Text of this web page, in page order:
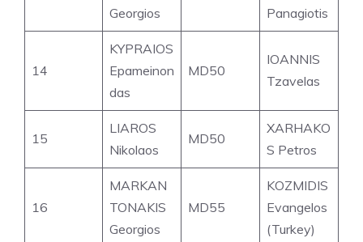
Georgios
Panagiotis
14
KYPRAIOS
Epameinon
das
MD50
IOANNIS
Tzavelas
15
LIAROS
Nikolaos
MD50
XARHAKO
S Petros
16
MARKAN
TONAKIS
Georgios
MD55
KOZMIDIS
Evangelos
(Turkey)